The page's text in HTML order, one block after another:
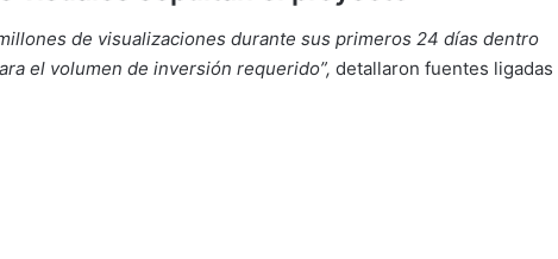
de visualizaciones durante sus primeros 24 días dentro
el volumen de inversión requerido”,detallaron fuentes ligadas